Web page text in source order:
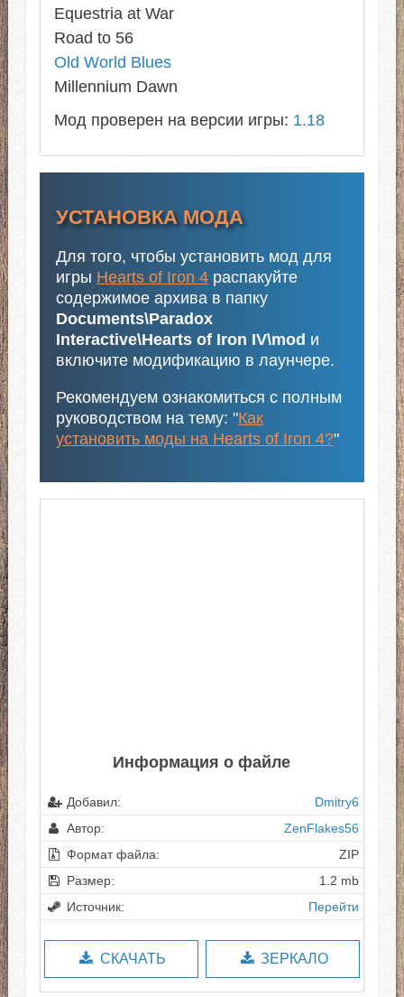
Equestria at War
Road to 56
Old World Blues
Millennium Dawn
Мод проверен на версии игры: 1.18
УСТАНОВКА МОДА
Для того, чтобы установить мод для
игры Hearts of Iron 4распакуйте
содержимое архива в папку
Documents\Paradox
Interactive\Hearts of Iron IV\mod и
включите модификацию в лаунчере.
Рекомендуем ознакомиться с полным
руководством на тему: "Как
установить моды на Hearts of Iron 4?"
Информация о файле
Добавил:
Dmitry6
Автор:
ZenFlakes56
Формат файла:
ZIP
Размер:
1.2 mb
Источник:
Перейти
СКАЧАТЬ ЗЕРКАЛО